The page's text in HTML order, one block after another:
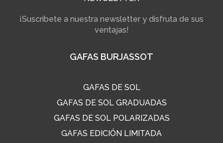
¡Suscríbete a nuestra newsletter y disfruta de sus
ventajas!
GAFAS BURJASSOT
GAFAS DE SOL
GAFAS DE SOL GRADUADAS
GAFAS DE SOL POLARIZADAS
GAFAS EDICIÓN LIMITADA